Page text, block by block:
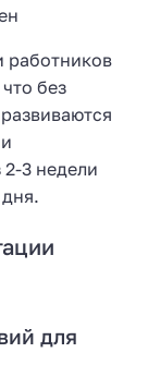
работников
без
3 недели
для